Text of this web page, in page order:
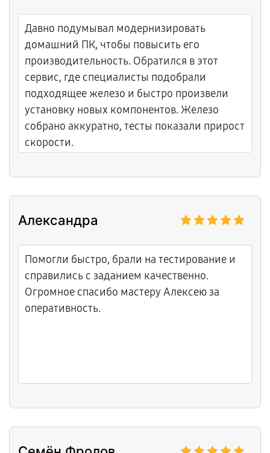
Давно подумывал модернизировать
домашний ПК, чтобы повысить его
производительность. Обратился в этот
сервис, где специалисты подобрали
подходящее железо и быстро произвели
установку новых компонентов. Железо
собрано аккуратно, тесты показали прирост
скорости.
Александра
Помогли быстро, брали на тестирование и
справились с заданием качественно.
Огромное спасибо мастеру Алексею за
оперативность.